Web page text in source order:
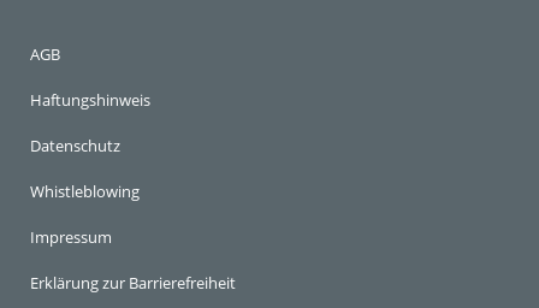
AGB
Haftungshinweis
Datenschutz
Whistleblowing
Impressum
Erklärung zur Barrierefreiheit